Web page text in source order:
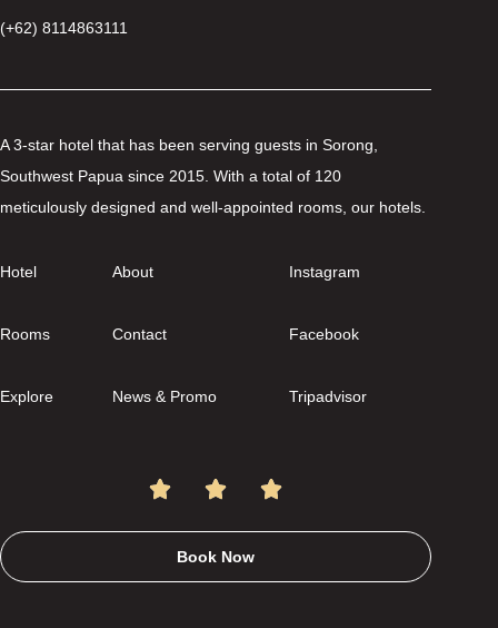
(+62) 8114863111
A 3-star hotel that has been serving guests in Sorong,
Southwest Papua since 2015. With a total of 120
meticulously designed and well-appointed rooms, our hotels.
Hotel
Rooms
Explore
About
Contact
News & Promo
Instagram
Facebook
Tripadvisor
Book Now